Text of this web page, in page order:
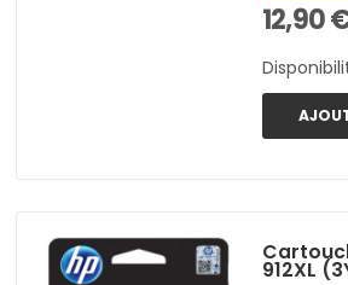
12,90
912XL